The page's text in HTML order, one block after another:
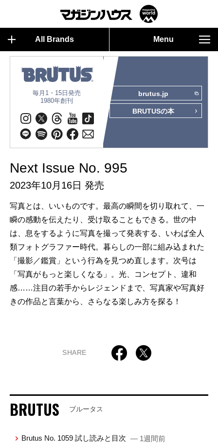
All Brands Menu
毎月1・15日発売
1980年創刊
brutus.jp
BRUTUSの本
Next Issue No. 995
2023年10月16日 発売
写真とは、いいものです。最高の瞬間を切り取れて、一
瞬の感動を伝えたり、受け取ることもできる。世の中
は、息をするように写真を撮って発表する、いわば全人
類フォトグラファー時代。暮らしの一部に組み込まれた
「撮影／鑑賞」という行為を見つめ直します。次号は
「写真がもっと楽しくなる」。光、コンセプト、違和
感……注目の若手からレジェンドまで、写真家や写真好
きの作品と言葉から、さらなる楽しみ方を探る！
SHARE
BRUTUS ブルータス
Brutus No. 1059 試し読みと目次 — 1週間前